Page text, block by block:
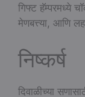
गिफ्ट हॅम्परमध्ये
मेणबत्त्या, आणि
निष्कर्ष
दिवाळीच्या